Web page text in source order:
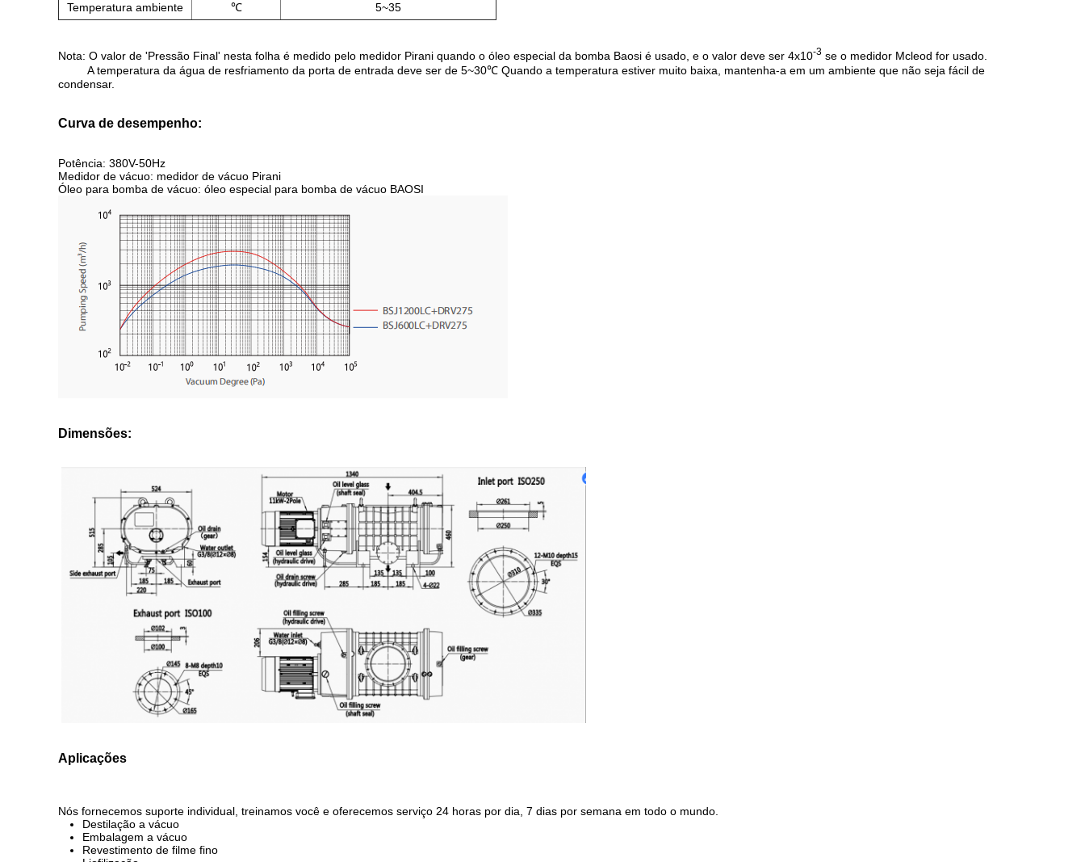
Temperatura ambiente
℃ 5~35
Nota: O valor de 'Pressão Final' nesta folha é medido pelo medidor Pirani quando o óleo especial da bomba Baosi é usado, e o valor deve ser 4x10-3 se o medidor Mcleod for usado.
A temperatura da água de resfriamento da porta de entrada deve ser de 5~30℃ Quando a temperatura estiver muito baixa, mantenha-a em um ambiente que não seja fácil de
condensar.
Curva de desempenho:
Potência: 380V-50Hz
Medidor de vácuo: medidor de vácuo Pirani
Óleo para bomba de vácuo: óleo especial para bomba de vácuo BAOSI
Dimensões:
Aplicações
Nós fornecemos suporte individual, treinamos você e oferecemos serviço 24 horas por dia, 7 dias por semana em todo o mundo.
Destilação a vácuo
Embalagem a vácuo
Revestimento de filme fino